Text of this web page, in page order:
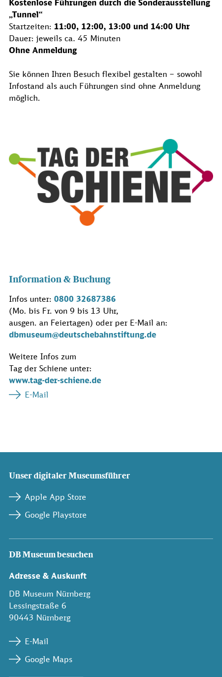
Kostenlose Führungen durch die Sonderausstellung
„Tunnel“
Startzeiten: 11:00, 12:00, 13:00 und 14:00 Uhr
Dauer: jeweils ca. 45 Minuten
Ohne Anmeldung
Sie können Ihren Besuch flexibel gestalten – sowohl
Infostand als auch Führungen sind ohne Anmeldung
möglich.
Information & Buchung
Infos unter: 0800 32687386
(Mo. bis Fr. von 9 bis 13 Uhr,
ausgen. an Feiertagen) oder per E-Mail an:
dbmuseum@deutschebahnstiftung.de
Weitere Infos zum
Tag der Schiene unter:
www.tag-der-schiene.de
E-Mail
Unser digitaler Museumsführer
Apple App Store
Google Playstore
DB Museum besuchen
Adresse & Auskunft
DB Museum Nürnberg
Lessingstraße 6
90443 Nürnberg
E-Mail
Google Maps